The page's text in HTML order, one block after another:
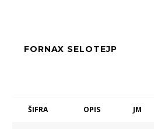
FORNAX SELOTEJP
ŠIFRA OPIS JM